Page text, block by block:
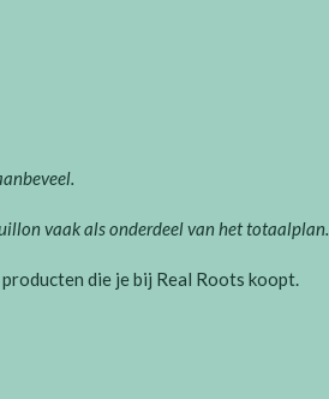
vaak als onderdeel van het totaalplan.
die je bij Real Roots koopt.